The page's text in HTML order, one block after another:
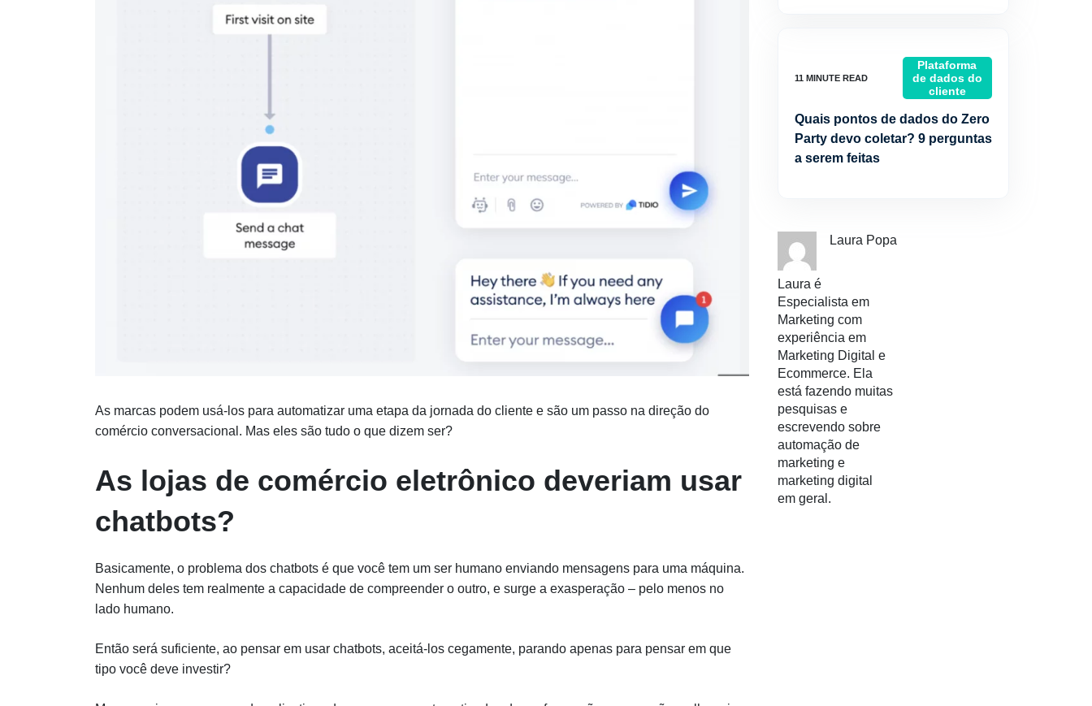
As marcas podem usá-los para automatizar uma etapa da jornada do cliente e são um passo na direção do
comércio conversacional. Mas eles são tudo o que dizem ser?
As lojas de comércio eletrônico deveriam usar
chatbots?
Basicamente, o problema dos chatbots é que você tem um ser humano enviando mensagens para uma máquina.
Nenhum deles tem realmente a capacidade de compreender o outro, e surge a exasperação – pelo menos no
lado humano.
Então será suficiente, ao pensar em usar chatbots, aceitá-los cegamente, parando apenas para pensar em que
tipo você deve investir?
Plataforma
de dados do
cliente
Quais pontos de dados do Zero
Party devo coletar? 9 perguntas
a serem feitas
Laura Popa
Laura é
Especialista em
Marketing com
experiência em
Marketing Digital e
Ecommerce. Ela
está fazendo muitas
pesquisas e
escrevendo sobre
automação de
marketing e
marketing digital
em geral.